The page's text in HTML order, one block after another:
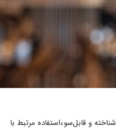
و قابل‌سوءاستفاده مرتبط با